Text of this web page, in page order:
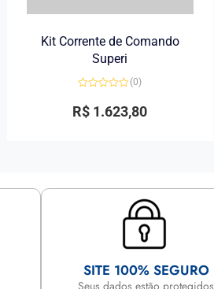
Kit Corrente de Comando
Superi
0
de
(0)
R$ 1.623,80
SITE 100% SEGURO